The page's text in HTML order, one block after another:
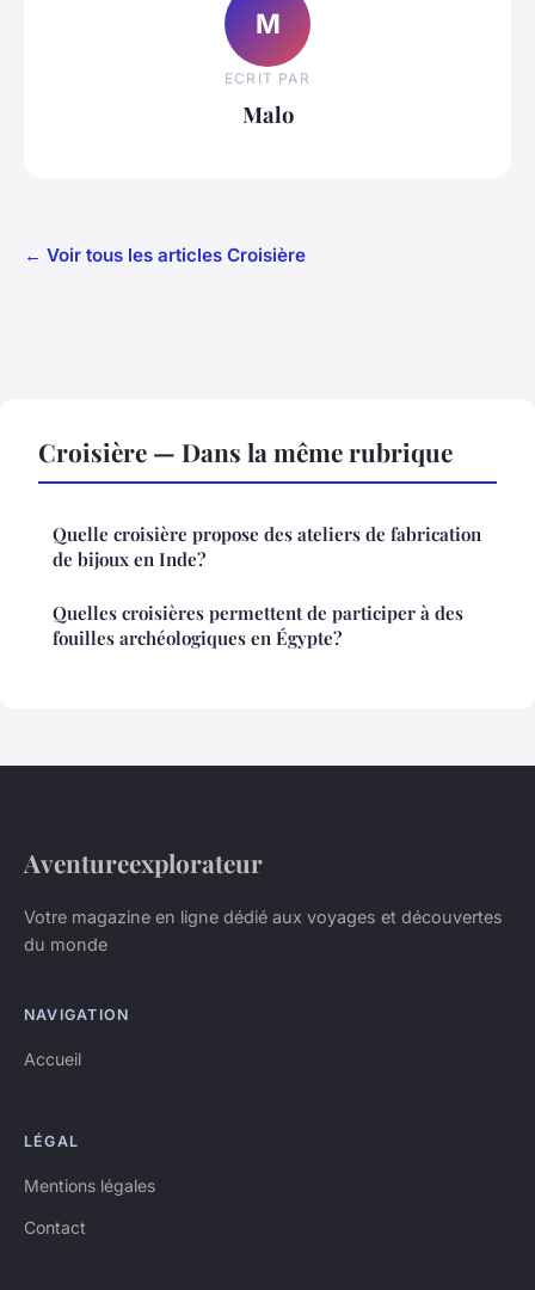
M
ECRIT PAR
Malo
← Voir tous les articles Croisière
Croisière — Dans la même rubrique
Quelle croisière propose des ateliers de fabrication
de bijoux en Inde?
Quelles croisières permettent de participer à des
fouilles archéologiques en Égypte?
Aventureexplorateur
Votre magazine en ligne dédié aux voyages et découvertes
du monde
NAVIGATION
Accueil
LÉGAL
Mentions légales
Contact